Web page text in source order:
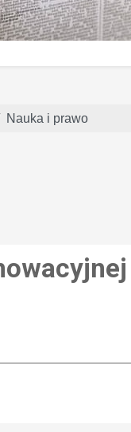
Nauka i prawo